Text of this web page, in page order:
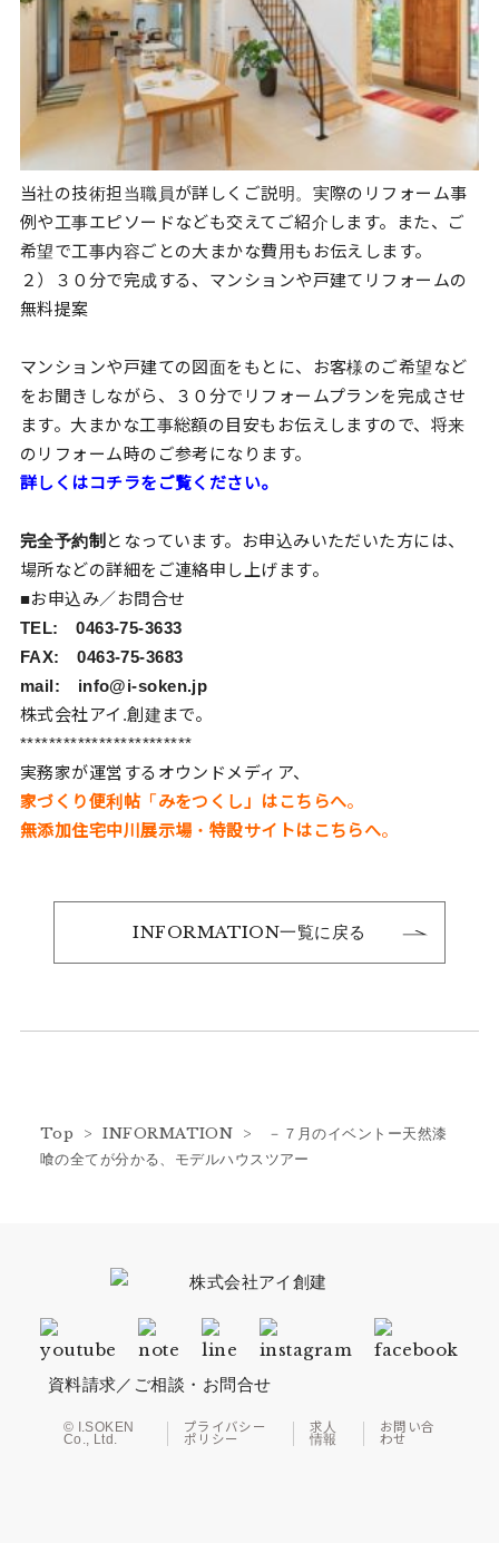
当社の技術担当職員が詳しくご説明。実際のリフォーム事
例や工事エピソードなども交えてご紹介します。また、ご
希望で工事内容ごとの大まかな費用もお伝えします。
２）３０分で完成する、マンションや戸建てリフォームの
無料提案
マンションや戸建ての図面をもとに、お客様のご希望など
をお聞きしながら、３０分でリフォームプランを完成させ
ます。大まかな工事総額の目安もお伝えしますので、将来
のリフォーム時のご参考になります。
詳しくはコチラをご覧ください。
完全予約制 となっています。お申込みいただいた方には、
場所などの詳細をご連絡申し上げます。
■お申込み／お問合せ
TEL: 0463-75-3633
FAX: 0463-75-3683
mail: info@i-soken.jp
株式会社アイ.創建まで。
************************
実務家が運営するオウンドメディア、
家づくり便利帖「みをつくし」はこちらへ。
無添加住宅中川展示場・特設サイトはこちらへ。
INFORMATION一覧に戻る
Top >INFORMATION > －７月のイベントー天然漆
喰の全てが分かる、モデルハウスツアー
資料請求／ご相談・お問合せ
© I.SOKEN
Co., Ltd.
プライバシー
ポリシー
求人
情報
お問い合
わせ